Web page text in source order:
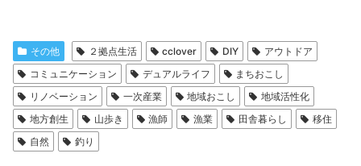
その他 ２拠点生活 cclover DIY
アウトドア
コミュニケーション
デュアルライフ
まちおこし
リノベーション
一次産業 地域おこし
地域活性化
地方創生
山歩き 漁師 漁業 田舎暮らし
移住
自然
釣り